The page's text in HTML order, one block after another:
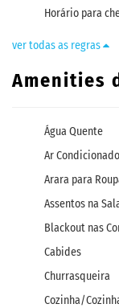
Horário para
ver todas as regras
Amenities
Água Quente
Ar Condicionado
Arara para
Assentos na
Blackout nas
Cabides
Churrasqueira
Cozinha/